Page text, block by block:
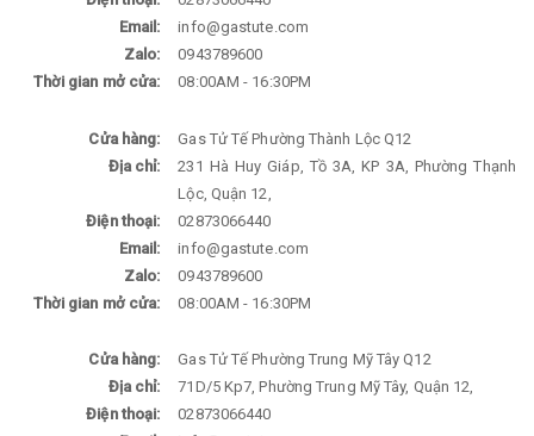
Email:
info@gastute.com
Zalo:
0943789600
Thời gian mở cửa:
08:00AM - 16:30PM
Cửa hàng:
Gas Tử Tế Phường Thành Lộc Q12
Địa chỉ:
231 Hà Huy Giáp, Tồ 3A, KP 3A, Phường Thạnh
Lộc, Quận 12,
Điện thoại:
02873066440
Email:
info@gastute.com
Zalo:
0943789600
Thời gian mở cửa:
08:00AM - 16:30PM
Cửa hàng:
Gas Tử Tế Phường Trung Mỹ Tây Q12
Địa chỉ:
71D/5 Kp7, Phường Trung Mỹ Tây, Quận 12,
Điện thoại:
02873066440